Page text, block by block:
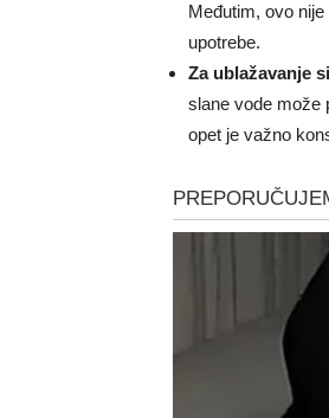
Međutim, ovo
upotrebe.
Za ublažavanje
slane vode može
opet je važno